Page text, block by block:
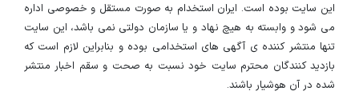
این سایت بوده است. ایران استخدام به صورت مستقل و خصوصی اداره
می شود و وابسته به هیچ نهاد و یا سازمان دولتی نمی باشد، این سایت
تنها منتشر کننده ی آگهی های استخدامی بوده و بنابراین لازم است که
بازدید کنندگان محترم سایت خود نسبت به صحت و سقم اخبار منتشر
شده در آن هوشیار باشند.